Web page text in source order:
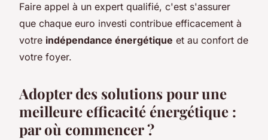
Faire appel à un expert qualifié, c'est s'assurer
que chaque euro investi contribue efficacement à
votre indépendance énergétique et au confort de
votre foyer.
Adopter des solutions pour une
meilleure efficacité énergétique :
par où commencer ?